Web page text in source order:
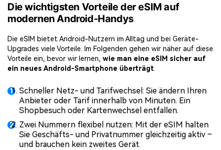
Die wichtigsten Vorteile der eSIM auf
modernen Android-Handys
Die eSIM bietet Android-Nutzern im Alltag und bei Geräte-
Upgrades viele Vorteile. Im Folgenden gehen wir näher auf diese
Vorteile ein, bevor wir lernen, wie man eine eSIM sicher auf
ein neues Android-Smartphone überträgt.
Schneller Netz- und Tarifwechsel: Sie ändern Ihren
Anbieter oder Tarif innerhalb von Minuten. Ein
Shopbesuch oder Kartenwechsel entfallen.
Zwei Nummern flexibel nutzen: Mit der eSIM halten
Sie Geschäfts- und Privatnummer gleichzeitig aktiv –
und brauchen kein zweites Gerät.